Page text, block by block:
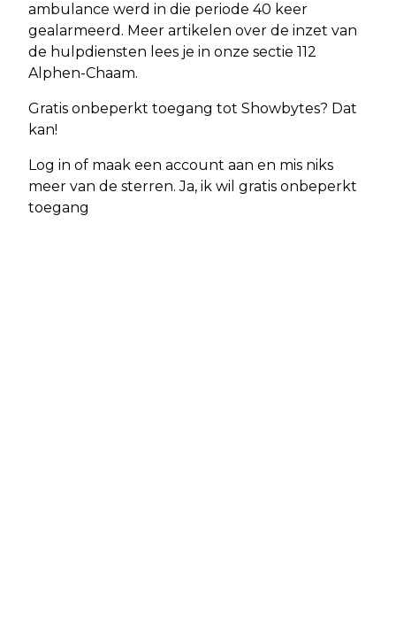
ambulance werd in die periode 40 keer
gealarmeerd. Meer artikelen over de inzet van
de hulpdiensten lees je in onze sectie 112
Alphen-Chaam.
Gratis onbeperkt toegang tot Showbytes? Dat
kan!
Log in of maak een account aan en mis niks
meer van de sterren. Ja, ik wil gratis onbeperkt
toegang